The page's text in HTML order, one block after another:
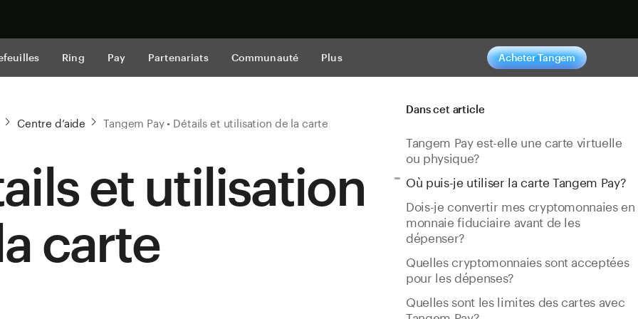
Ring Pay Partenariats Communauté Plus Acheter Tangem
Centre d’aide Tangem Pay • Détails et utilisation de la carte
et utilisation
carte
Dans cet article
Tangem Pay est-elle une carte virtuelle
ou physique?
Où puis-je utiliser la carte Tangem Pay?
Dois-je convertir mes cryptomonnaies en
monnaie fiduciaire avant de les
dépenser?
Quelles cryptomonnaies sont acceptées
pour les dépenses?
Quelles sont les limites des cartes avec